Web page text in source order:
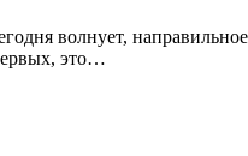
волнует,
это…